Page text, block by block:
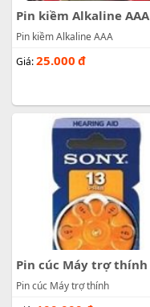
Pin kiềm Alkaline AAA
Pin kiềm Alkaline AAA
Giá:25.000 đ
Pin cúc Máy trợ thính
Pin cúc Máy trợ thính